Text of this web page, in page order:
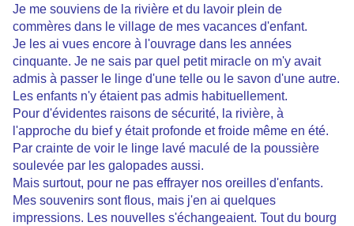
Je me souviens de la rivière et du lavoir plein de
commères dans le village de mes vacances d'enfant.
Je les ai vues encore à l'ouvrage dans les années
cinquante. Je ne sais par quel petit miracle on m'y avait
admis à passer le linge d'une telle ou le savon d'une autre.
Les enfants n'y étaient pas admis habituellement.
Pour d'évidentes raisons de sécurité, la rivière, à
l'approche du bief y était profonde et froide même en été.
Par crainte de voir le linge lavé maculé de la poussière
soulevée par les galopades aussi.
Mais surtout, pour ne pas effrayer nos oreilles d'enfants.
Mes souvenirs sont flous, mais j'en ai quelques
impressions. Les nouvelles s'échangeaient. Tout du bourg